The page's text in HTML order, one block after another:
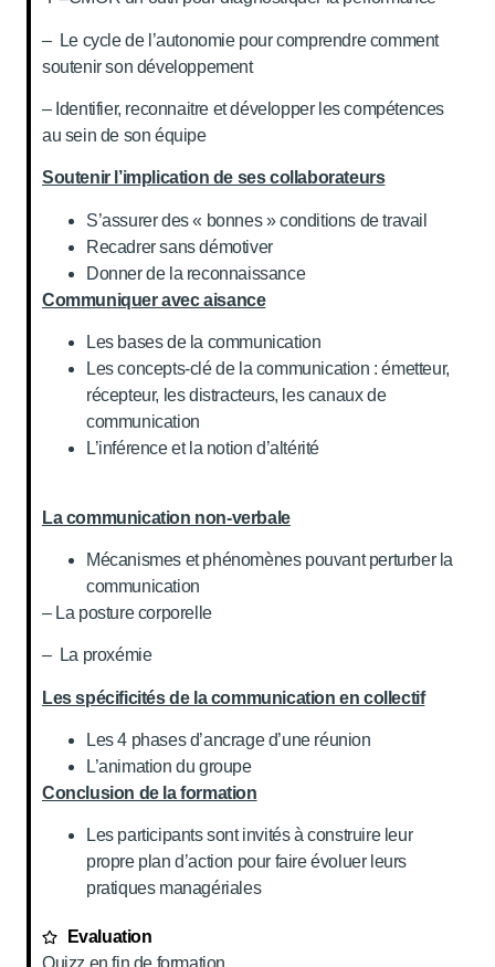
– Le cycle de l’autonomie pour comprendre comment
soutenir son développement
– Identifier, reconnaitre et développer les compétences
au sein de son équipe
Soutenir l’implication de ses collaborateurs
S’assurer des « bonnes » conditions de travail
Recadrer sans démotiver
Donner de la reconnaissance
Communiquer avec aisance
Les bases de la communication
Les concepts-clé de la communication : émetteur,
récepteur, les distracteurs, les canaux de
communication
L’inférence et la notion d’altérité
La communication non-verbale
Mécanismes et phénomènes pouvant perturber la
communication
– La posture corporelle
– La proxémie
Les spécificités de la communication en collectif
Les 4 phases d’ancrage d’une réunion
L’animation du groupe
Conclusion de la formation
Les participants sont invités à construire leur
propre plan d’action pour faire évoluer leurs
pratiques managériales
Evaluation